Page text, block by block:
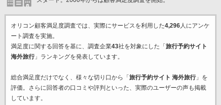
オリコン顧客満足度調査では、実際にサービスを利用した4,296人にアンケ
ート調査を実施。
満足度に関する回答を基に、調査企業43社を対象にした「 旅行予約サイト
海外旅行」ランキングを発表しています。
総合満足度だけでなく、様々な切り口から「 旅行予約サイト 海外旅行」を
評価。さらに回答者の口コミや評判といった、実際のユーザーの声も掲載
しています。